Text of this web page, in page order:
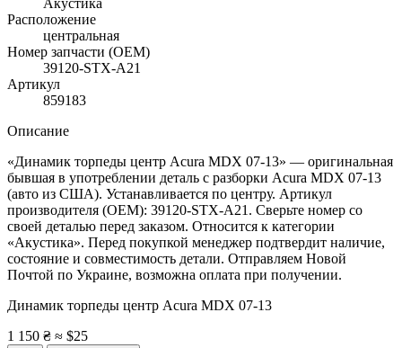
Расположение
центральная
Номер запчасти (OEM)
39120-STX-A21
Артикул
859183
Описание
«Динамик торпеды центр Acura MDX 07-13» — оригинальная
бывшая в употреблении деталь с разборки Acura MDX 07-13
(авто из США). Устанавливается по центру. Артикул
производителя (OEM): 39120-STX-A21. Сверьте номер со
своей деталью перед заказом. Относится к категории
«Акустика». Перед покупкой менеджер подтвердит наличие,
состояние и совместимость детали. Отправляем Новой
Почтой по Украине, возможна оплата при получении.
Динамик торпеды центр Acura MDX 07-13
1 150 ₴ ≈ $25